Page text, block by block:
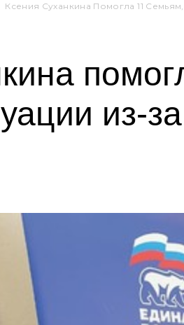
Ксения Суханкина Помогла 11
из-